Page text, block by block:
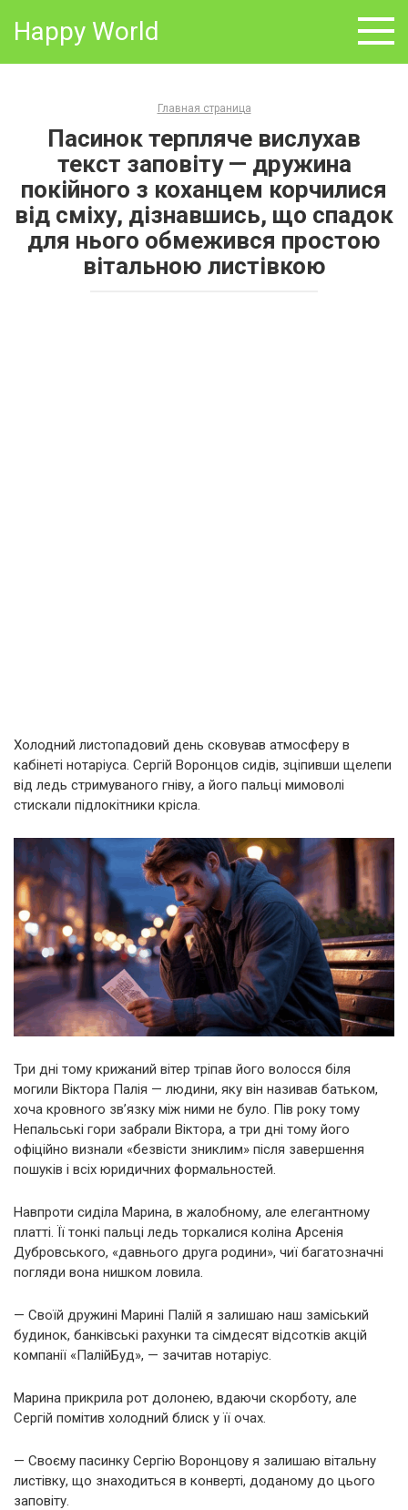
Happy World
Главная страница
Пасинок терпляче вислухав
текст заповіту — дружина
покійного з коханцем корчилися
від сміху, дізнавшись, що спадок
для нього обмежився простою
вітальною листівкою
Холодний листопадовий день сковував атмосферу в
кабінеті нотаріуса. Сергій Воронцов сидів, зціпивши щелепи
від ледь стримуваного гніву, а його пальці мимоволі
стискали підлокітники крісла.
Три дні тому крижаний вітер тріпав його волосся біля
могили Віктора Палія — людини, яку він називав батьком,
хоча кровного зв’язку між ними не було. Пів року тому
Непальські гори забрали Віктора, а три дні тому його
офіційно визнали «безвісти зниклим» після завершення
пошуків і всіх юридичних формальностей.
Навпроти сиділа Марина, в жалобному, але елегантному
платті. Її тонкі пальці ледь торкалися коліна Арсенія
Дубровського, «давнього друга родини», чиї багатозначні
погляди вона нишком ловила.
— Своїй дружині Марині Палій я залишаю наш заміський
будинок, банківські рахунки та сімдесят відсотків акцій
компанії «ПалійБуд», — зачитав нотаріус.
Марина прикрила рот долонею, вдаючи скорботу, але
Сергій помітив холодний блиск у її очах.
— Своєму пасинку Сергію Воронцову я залишаю вітальну
листівку, що знаходиться в конверті, доданому до цього
заповіту.